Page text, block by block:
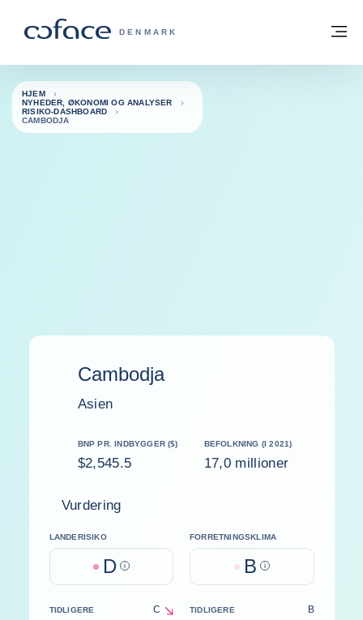
COFACE FOR TRADE - GRUPPENS
DENMARK
Tilbage til hjemmesiden
HJEM
NYHEDER, ØKONOMI OG ANALYSER
RISIKO-DASHBOARD
CAMBODJA
Cambodja
Asien
BNP PR. INDBYGGER ($)
$2,545.5
BEFOLKNING (I 2021)
17,0 millioner
Vurdering
LANDERISIKO
D Help
FORRETNINGSKLIMA
B Help
TIDLIGERE C
decreaseTIDLIGERE B